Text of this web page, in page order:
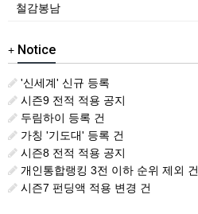
철감봉남
+ Notice
'신세계' 신규 등록
시즌9 전적 적용 공지
두림하이 등록 건
가칭 '기도대' 등록 건
시즌8 전적 적용 공지
개인통합랭킹 3전 이하 순위 제외 건
시즌7 펀딩액 적용 변경 건